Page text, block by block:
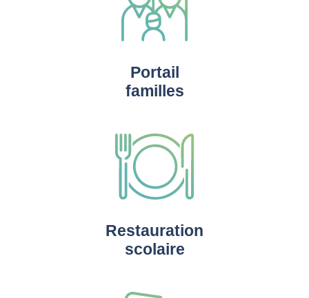
Portail
familles
Restauration
scolaire